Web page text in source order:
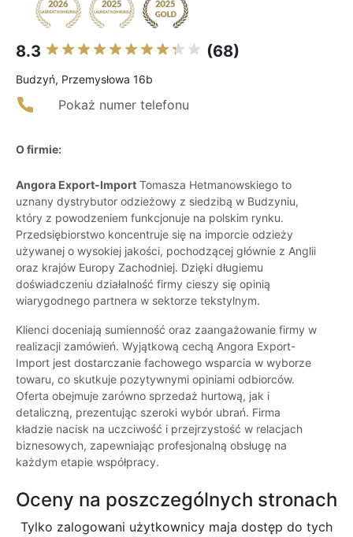
8.3 (68)
Budzyń, Przemysłowa 16b
Pokaż numer telefonu
O firmie:
Angora Export-Import Tomasza Hetmanowskiego to
uznany dystrybutor odzieżowy z siedzibą w Budzyniu,
który z powodzeniem funkcjonuje na polskim rynku.
Przedsiębiorstwo koncentruje się na imporcie odzieży
używanej o wysokiej jakości, pochodzącej głównie z Anglii
oraz krajów Europy Zachodniej. Dzięki długiemu
doświadczeniu działalność firmy cieszy się opinią
wiarygodnego partnera w sektorze tekstylnym.
Klienci doceniają sumienność oraz zaangażowanie firmy w
realizacji zamówień. Wyjątkową cechą Angora Export-
Import jest dostarczanie fachowego wsparcia w wyborze
towaru, co skutkuje pozytywnymi opiniami odbiorców.
Oferta obejmuje zarówno sprzedaż hurtową, jak i
detaliczną, prezentując szeroki wybór ubrań. Firma
kładzie nacisk na uczciwość i przejrzystość w relacjach
biznesowych, zapewniając profesjonalną obsługę na
każdym etapie współpracy.
Oceny na poszczególnych stronach
Tylko zalogowani użytkownicy maja dostęp do tych